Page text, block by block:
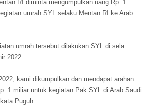
RI diminta mengumpulkan uang Rp. 1
umrah SYL selaku Mentan RI ke Arab
umrah tersebut dilakukan SYL di sela
2022.
kami dikumpulkan dan mendapat arahan
1 miliar untuk kegiatan Pak SYL di Arab Saudi
Puguh.